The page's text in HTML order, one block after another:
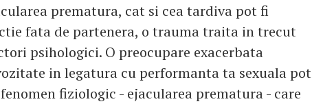
prematura, cat si cea tardiva pot fi
fata de partenera, o trauma traita in trecut
psihologici. O preocupare exacerbata
in legatura cu performanta ta sexuala pot
fiziologic - ejacularea prematura - care